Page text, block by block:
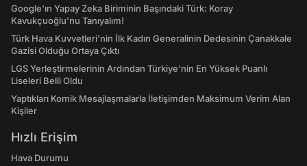
Google'ın Yapay Zeka Biriminin Başındaki Türk: Koray
Kavukçuoğlu'nu Tanıyalım!
Türk Hava Kuvvetleri'nin İlk Kadın Generalinin Dedesinin Çanakkale
Gazisi Olduğu Ortaya Çıktı
LGS Yerleştirmelerinin Ardından Türkiye'nin En Yüksek Puanlı
Liseleri Belli Oldu
Yaptıkları Komik Mesajlaşmalarla İletişimden Maksimum Verim Alan
Kişiler
Hızlı Erişim
Hava Durumu